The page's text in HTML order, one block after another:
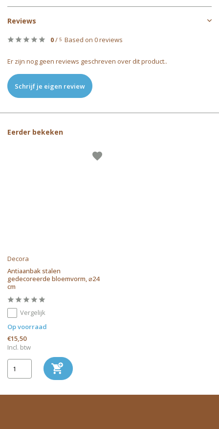
Reviews
0/ 5 Based on 0 reviews
Er zijn nog geen reviews geschreven over dit product..
Schrijf je eigen review
Eerder bekeken
Decora
Antiaanbak stalen
gedecoreerde bloemvorm, ⌀24
cm
Vergelijk
Op voorraad
€15,50
Incl. btw